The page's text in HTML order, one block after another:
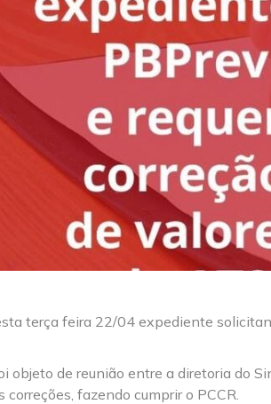
terça feira 22/04 expediente
objeto de reunião entre a diretoria do
fazendo cumprir o PCCR.